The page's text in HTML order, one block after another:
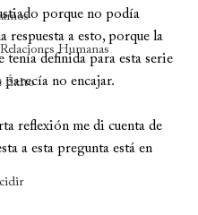
Humanas
Éxito
porque no podía
respuesta a esto, porque la
tenía definida para esta serie
parecía no encajar.
reflexión me di cuenta de
a esta pregunta está en